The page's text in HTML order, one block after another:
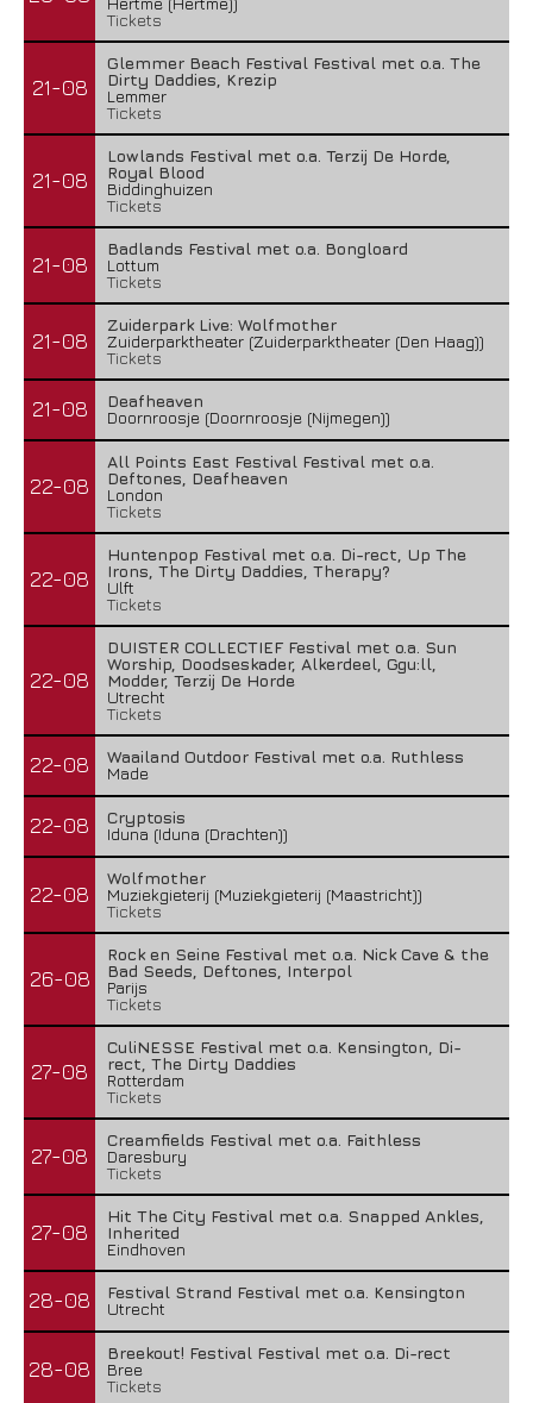
Tickets
21-08
Glemmer Beach Festival Festival met o.a. The
Dirty Daddies, Krezip
Lemmer
Tickets
21-08
Lowlands Festival met o.a. Terzij De Horde,
Royal Blood
Biddinghuizen
Tickets
21-08
Badlands Festival met o.a. Bongloard
Lottum
Tickets
21-08
Zuiderpark Live: Wolfmother
Zuiderparktheater (Zuiderparktheater (Den Haag))
Tickets
21-08
Deafheaven
Doornroosje (Doornroosje (Nijmegen))
22-08
All Points East Festival Festival met o.a.
Deftones, Deafheaven
London
Tickets
22-08
Huntenpop Festival met o.a. Di-rect, Up The
Irons, The Dirty Daddies, Therapy?
Ulft
Tickets
22-08
DUISTER COLLECTIEF Festival met o.a. Sun
Worship, Doodseskader, Alkerdeel, Ggu:ll,
Modder, Terzij De Horde
Utrecht
Tickets
22-08
Waailand Outdoor Festival met o.a. Ruthless
Made
22-08
Cryptosis
Iduna (Iduna (Drachten))
22-08
Wolfmother
Muziekgieterij (Muziekgieterij (Maastricht))
Tickets
26-08
Rock en Seine Festival met o.a. Nick Cave & the
Bad Seeds, Deftones, Interpol
Parijs
Tickets
27-08
CuliNESSE Festival met o.a. Kensington, Di-
rect, The Dirty Daddies
Rotterdam
Tickets
27-08
Creamfields Festival met o.a. Faithless
Daresbury
Tickets
27-08
Hit The City Festival met o.a. Snapped Ankles,
Inherited
Eindhoven
28-08
Festival Strand Festival met o.a. Kensington
Utrecht
28-08
Breekout! Festival Festival met o.a. Di-rect
Bree
Tickets